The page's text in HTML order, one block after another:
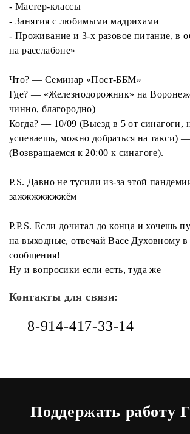
- Мастер-классы
- Занятия с любимыми мадрихами
- Проживание и 3-х разовое питание, в
на расслабоне»
Что? — Семинар «Пост-ББМ»
Где? — «Железнодорожник» на
чинно, благородно)
Когда? — 10/09 (Выезд в 5 от синагоги,
успеваешь, можно добраться на такси)
(Возвращаемся к 20:00 к синагоге).
P.S. Давно не тусили из-за этой
зажжжжжжжём
P.P.S. Если дочитал до конца и хочешь
на выходные, отвечай Васе Духовному
сообщения!
Ну и вопросики если есть, туда же
Контакты для связи:
8-914-417-33-14
Поддержать работу